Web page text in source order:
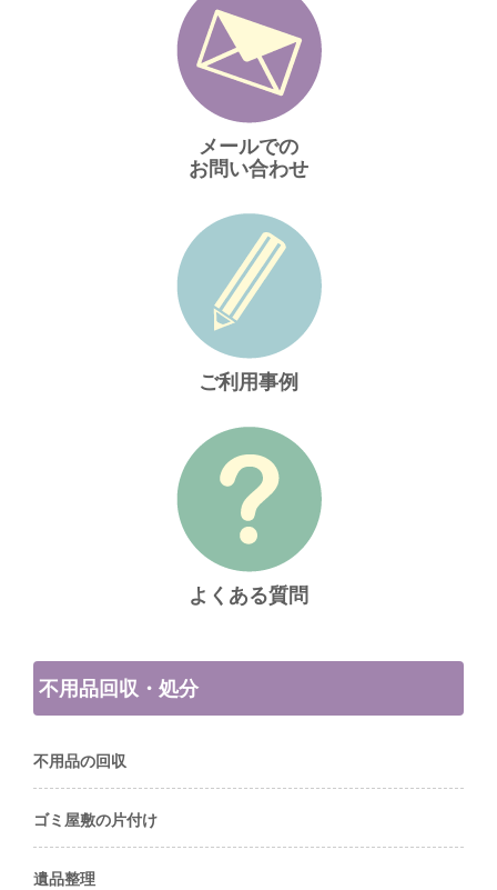
メールでの
お問い合わせ
ご利用事例
よくある質問
不用品回収・処分
不用品の回収
ゴミ屋敷の片付け
遺品整理